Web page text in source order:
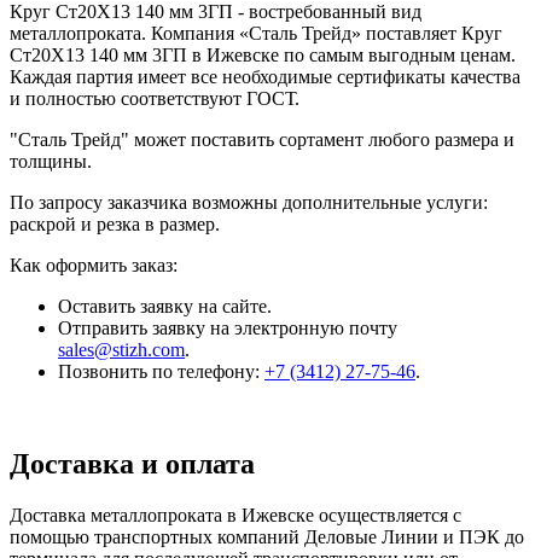
Круг Ст20Х13 140 мм 3ГП - востребованный вид
металлопроката. Компания «Сталь Трейд» поставляет Круг
Ст20Х13 140 мм 3ГП в Ижевске по самым выгодным ценам.
Каждая партия имеет все необходимые сертификаты качества
и полностью соответствуют ГОСТ.
"Сталь Трейд" может поставить сортамент любого размера и
толщины.
По запросу заказчика возможны дополнительные услуги:
раскрой и резка в размер.
Как оформить заказ:
Оставить заявку на сайте.
Отправить заявку на электронную почту
sales@stizh.com.
Позвонить по телефону: +7 (3412) 27-75-46.
Доставка и оплата
Доставка металлопроката в Ижевске осуществляется с
помощью транспортных компаний Деловые Линии и ПЭК до